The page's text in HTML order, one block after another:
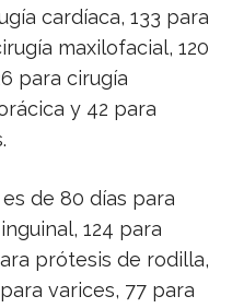
cardíaca, 133 para
maxilofacial, 120
para cirugía
y 42 para
de 80 días para
124 para
prótesis de rodilla,
varices, 77 para